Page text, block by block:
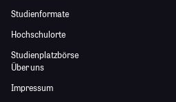
Studienformate
Hochschulorte
Studienplatzbörse
Über uns
Impressum